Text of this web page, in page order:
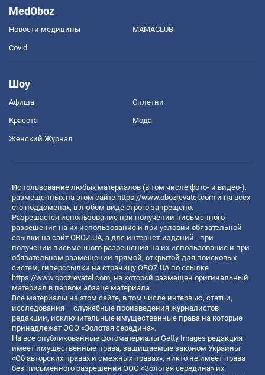
MedOboz
Новости медицины MAMACLUB
Covid
Шоу
Афиша Сплетни
Красота Мода
Женский Журнал
Использование любых материалов (в том числе фото- и видео-),
размещенных на этом сайте https://www.obozrevatel.com и на всех
его поддоменах, в любом виде строго запрещено.
Разрешается использование при получении письменного
разрешения на их использование и при условии обязательной
ссылки на сайт OBOZ.UA, а для интернет-изданий - при
получении письменного разрешения на их использование и при
обязательном размещении прямой, открытой для поисковых
систем, гиперссылки на страницу OBOZ.UA по ссылке
https://www.obozrevatel.com, на которой размещен оригинальный
материал в первом абзаце материала.
Все материалы на этом сайте, в том числе интервью, статьи,
исследования – служебные произведения журналистов
редакции, исключительные имущественные права на которые
принадлежат ООО «Золотая середина».
На все опубликованные фотоматериалы Getty Images редакция
имеет имущественные права, защищаемые законом Украины
«Об авторских правах и смежных правах», никто не имеет права
без письменного разрешения ООО «Золотая середина» их